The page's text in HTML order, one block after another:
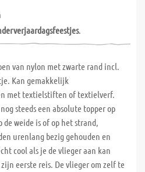
.
van nylon met zwarte rand incl.
Kan gemakkelijk
met textielstiften of textielverf.
steeds een absolute topper op
weide is of op het strand,
urenlang bezig gehouden en
cool als je de vlieger aan kan
eerste reis. De vlieger om zelf te